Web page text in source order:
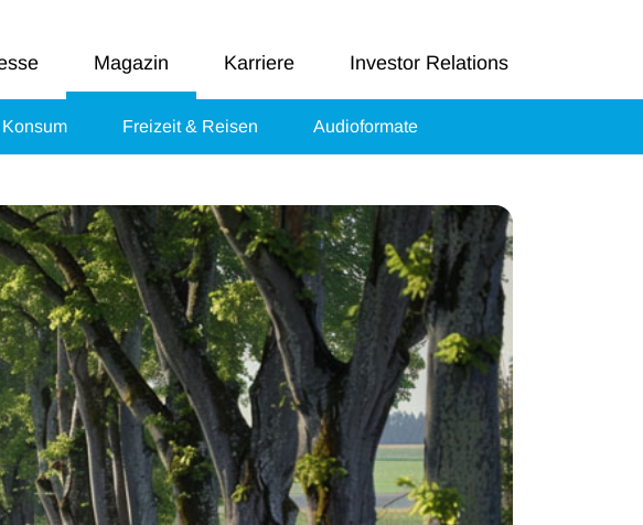
Magazin Karriere Investor Relations
Freizeit & Reisen Audioformate